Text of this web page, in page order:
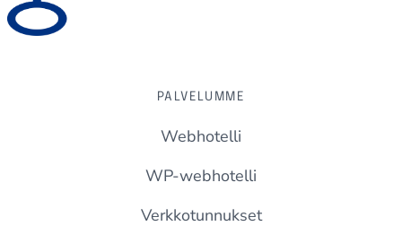
PALVELUMME
Webhotelli
WP-webhotelli
Verkkotunnukset